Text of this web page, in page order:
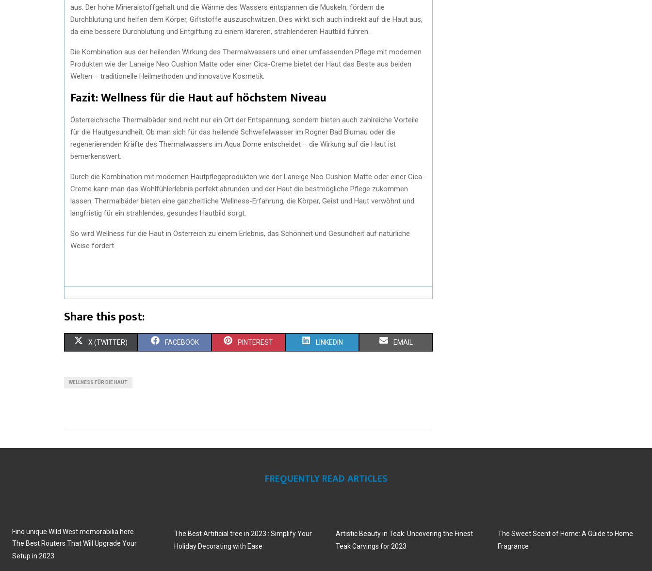
aus. Der hohe Mineralstoffgehalt und die Wärme des Wassers entspannen die Muskeln, fördern die
Durchblutung und helfen dem Körper, Giftstoffe auszuschwitzen. Dies wirkt sich auch indirekt auf die Haut aus,
da eine bessere Durchblutung und Entgiftung zu einem klareren, strahlenderen Hautbild führen.
Die Kombination aus der heilenden Wirkung des Thermalwassers und einer umfassenden Pflege mit modernen
Produkten wie der Laneige Neo Cushion Matte oder einer Cica-Creme bietet der Haut das Beste aus beiden
Welten – traditionelle Heilmethoden und innovative Kosmetik.
Fazit: Wellness für die Haut auf höchstem Niveau
Österreichische Thermalbäder sind nicht nur ein Ort der Entspannung, sondern bieten auch zahlreiche Vorteile
für die Hautgesundheit. Ob man sich für das heilende Schwefelwasser im Rogner Bad Blumau oder die
regenerierenden Kräfte des Thermalwassers im Aqua Dome entscheidet – die Wirkung auf die Haut ist
bemerkenswert.
Durch die Kombination mit modernen Hautpflegeprodukten wie der Laneige Neo Cushion Matte oder einer Cica-
Creme kann man das Wohlfühlerlebnis perfekt abrunden und der Haut die bestmögliche Pflege zukommen
lassen. Thermalbäder bieten eine ganzheitliche Wellness-Erfahrung, die Körper, Geist und Haut verwöhnt und
langfristig für ein strahlendes, gesundes Hautbild sorgt.
So wird Wellness für die Haut in Österreich zu einem Erlebnis, das Schönheit und Gesundheit auf natürliche
Weise fördert.
Share this post:
S
O
N
X (TWITTER) S
O
N
FACEBOOK S
O
N
PINTEREST S
O
N
LINKEDIN S
O
N
EMAIL
WELLNESS FÜR DIE HAUT
FREQUENTLY READ ARTICLES
Find unique Wild West memorabilia here
The Best Routers That Will Upgrade Your
Setup in 2023
The Best Artificial tree in 2023 : Simplify Your
Holiday Decorating with Ease
Artistic Beauty in Teak: Uncovering the Finest
Teak Carvings for 2023
The Sweet Scent of Home: A Guide to Home
Fragrance